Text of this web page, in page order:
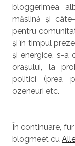
bloggerimea
măslină și
pentru
și în timpul
și energice, s-a
orașului, la
politici (prea
ozeneuri etc.
În continuare,
blogmeet cu